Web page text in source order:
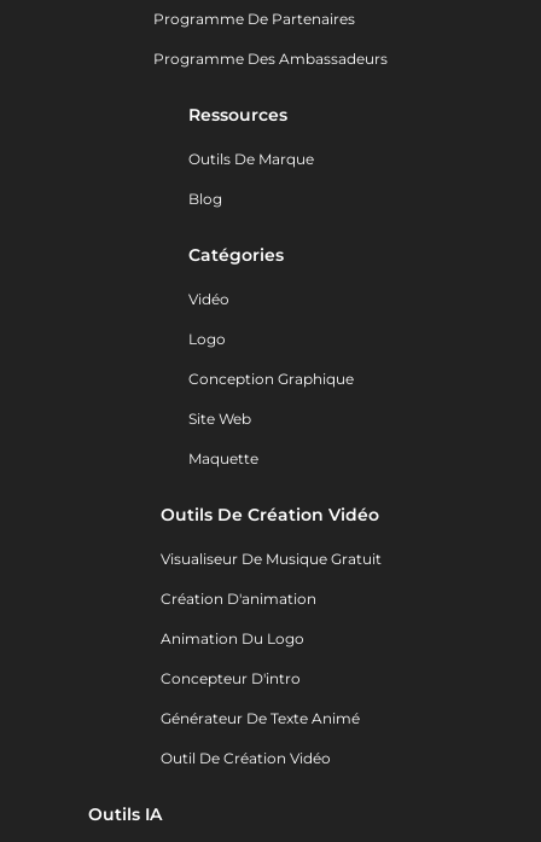
Programme De Partenaires
Programme Des Ambassadeurs
Ressources
Outils De Marque
Blog
Catégories
Vidéo
Logo
Conception Graphique
Site Web
Maquette
Outils De Création Vidéo
Visualiseur De Musique Gratuit
Création D'animation
Animation Du Logo
Concepteur D'intro
Générateur De Texte Animé
Outil De Création Vidéo
Outils IA